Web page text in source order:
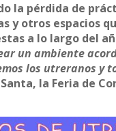
la pérdida de
y otros espacios
a lo largo del
un ambiente
los utreranos y
la Feria de